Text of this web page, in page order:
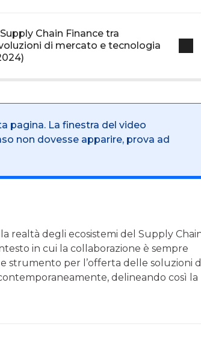
Chain Finance tra
di mercato e tecnologia
pagina. La finestra del video
non dovesse apparire, prova ad
realtà degli ecosistemi del Supply
in cui la collaborazione è sempre
strumento per l’offerta delle soluzioni
delineando così la